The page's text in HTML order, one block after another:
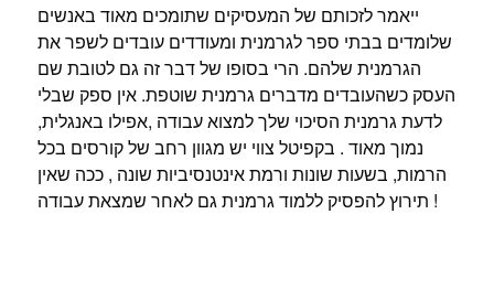
ייאמר לזכותם של המעסיקים שתומכים מאוד באנשים
שלומדים בבתי ספר לגרמנית ומעודדים עובדים לשפר את
הגרמנית שלהם. הרי בסופו של דבר זה גם לטובת שם
העסק כשהעובדים מדברים גרמנית שוטפת. אין ספק שבלי
לדעת גרמנית הסיכוי שלך למצוא עבודה ,אפילו באנגלית,
נמוך מאוד . בקפיטל צווי יש מגוון רחב של קורסים בכל
הרמות, בשעות שונות ורמת אינטנסיביות שונה , ככה שאין
תירוץ להפסיק ללמוד גרמנית גם לאחר שמצאת עבודה !